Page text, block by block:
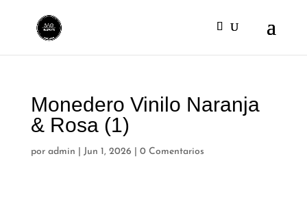
Monedero Vinilo Naranja
& Rosa (1)
por admin Jun 1, 2026 0 Comentarios